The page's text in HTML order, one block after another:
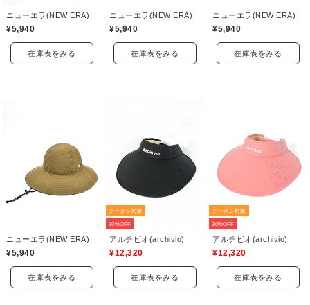
ニューエラ(NEW ERA)
¥5,940
在庫表をみる
ニューエラ(NEW ERA)
¥5,940
在庫表をみる
ニューエラ(NEW ERA)
¥5,940
在庫表をみる
ニューエラ(NEW ERA)
¥5,940
在庫表をみる
クーポン対象
30%OFF
アルチビオ(archivio)
¥12,320
在庫表をみる
クーポン対象
30%OFF
アルチビオ(archivio)
¥12,320
在庫表をみる